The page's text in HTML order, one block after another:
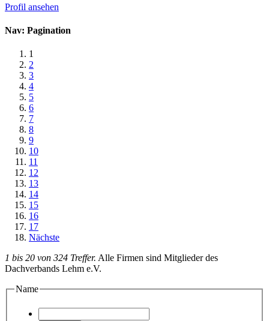
Profil ansehen
Nav: Pagination
1
2
3
4
5
6
7
8
9
10
11
12
13
14
15
16
17
Nächste
1 bis 20 von 324 Treffer. Alle Firmen sind Mitglieder des
Dachverbands Lehm e.V.
Name